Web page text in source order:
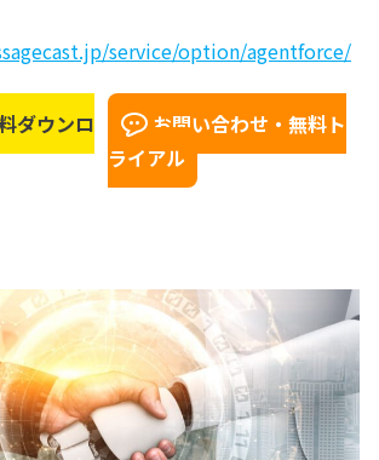
service/option/agentforce/
ダウンロ
お問い合わせ・無料ト
ライアル